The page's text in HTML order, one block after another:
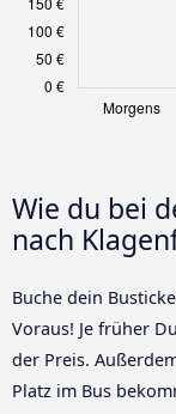
Wie du bei
nach
Buche dein
Voraus! Je früher
der Preis.
Platz im Bus